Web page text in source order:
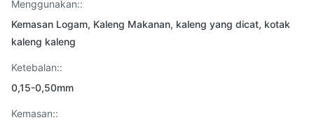
Menggunakan::
Kemasan Logam, Kaleng Makanan, kaleng yang dicat, kotak
kaleng kaleng
Ketebalan::
0,15-0,50mm
Kemasan::